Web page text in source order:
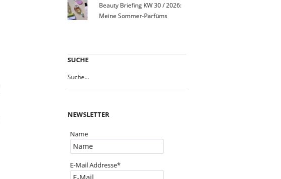
Beauty Briefing KW 30 / 2026:
Meine Sommer-Parfüms
SUCHE
NEWSLETTER
Name
E-Mail Addresse*